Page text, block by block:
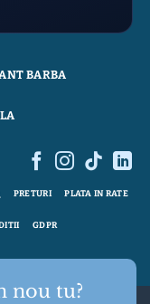
BARBA
PRETURI PLATA IN RATE
GDPR
nou tu?